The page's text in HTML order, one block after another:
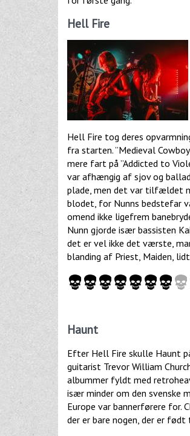
Hell Fire
Hell Fire tog deres
fra starten. ”Medieval
mere fart på ”Addicted to
var afhængig af sjov og
plade, men det var tilfældet
blodet, for Nunns bedstefar
omend ikke ligefrem
Nunn gjorde især bassisten
det er vel ikke det værste,
blanding af Priest, Maiden,
Haunt
Efter Hell Fire skulle Haunt
guitarist Trevor William
albummer fyldt med
især minder om den svenske
Europe var bannerførere for.
der er bare nogen, der er